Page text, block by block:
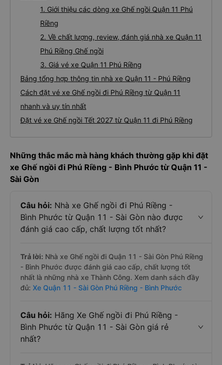
1. Giới thiệu các dòng xe Ghế ngồi Quận 11 Phú
Riềng
2. Về chất lượng, review, đánh giá nhà xe Quận 11
Phú Riềng Ghế ngồi
3. Giá vé xe Quận 11 Phú Riềng
Bảng tổng hợp thông tin nhà xe Quận 11 - Phú Riềng
Cách đặt vé xe Ghế ngồi đi Phú Riềng từ Quận 11
nhanh và uy tín nhất
Đặt vé xe Ghế ngồi Tết 2027 từ Quận 11 đi Phú Riềng
Những thắc mắc mà hàng khách thường gặp khi đặt
xe Ghế ngồi đi Phú Riềng - Bình Phước từ Quận 11 -
Sài Gòn
Câu hỏi: Nhà xe Ghế ngồi đi Phú Riềng -
Bình Phước từ Quận 11 - Sài Gòn nào được
đánh giá cao cấp, chất lượng tốt nhất?
Trả lời: Nhà xe Ghế ngồi đi Quận 11 - Sài Gòn Phú Riềng
- Bình Phước được đánh giá cao cấp, chất lượng tốt
nhất là những nhà xe Thành Công. Xem danh sách đầy
đủ: Xe Quận 11 - Sài Gòn Phú Riềng - Bình Phước
Câu hỏi: Hãng Xe Ghế ngồi đi Phú Riềng -
Bình Phước từ Quận 11 - Sài Gòn giá rẻ
nhất?